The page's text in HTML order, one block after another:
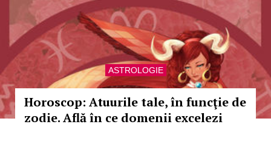
ASTROLOGIE
Horoscop: Atuurile tale, în funcţie de
zodie. Află în ce domenii excelezi